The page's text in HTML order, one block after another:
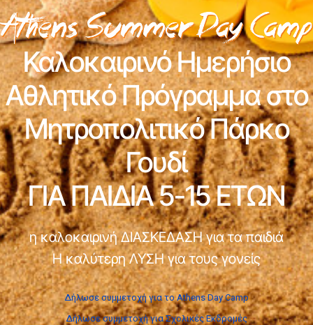
Καλοκαιρινό Ημερήσιο
Αθλητικό Πρόγραμμα στο
Μητροπολιτικό Πάρκο
Γουδί
ΓΙΑ ΠΑΙΔΙΑ 5-15 ΕΤΩΝ
η καλοκαιρινή ΔΙΑΣΚΕΔΑΣΗ για τα παιδιά
Η καλύτερη ΛΥΣΗ για τους γονείς
Δήλωσε συμμετοχή για το Athens Day Camp
Δήλωσε συμμετοχή για Σχολικές Εκδρομές